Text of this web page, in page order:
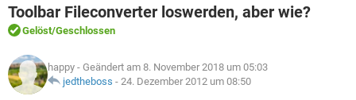
WHATSAPP TIKTOK
FACEBOOK
WINDOWS 10
WHATSAPP
FACEBOOK HARDWARE
SPIELE STREAMING
ANDROID
WINDOWS 10 INSTAGRAM
WHATSAPP
FORUM
SPIELE
ANDROID IOS
LEXIKON
SPIELE
Toolbar Fileconverter loswerden, aber wie?
Gelöst/Geschlossen
happy - Geändert am 8. November 2018 um 05:03
jedtheboss - 24. Dezember 2012 um 08:50